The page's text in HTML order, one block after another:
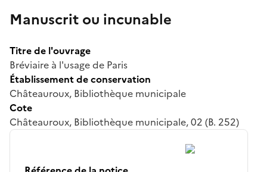
Manuscrit ou incunable
Titre de l'ouvrage
Bréviaire à l'usage de Paris
Établissement de conservation
Châteauroux, Bibliothèque municipale
Cote
Châteauroux, Bibliothèque municipale, 02 (B. 252)